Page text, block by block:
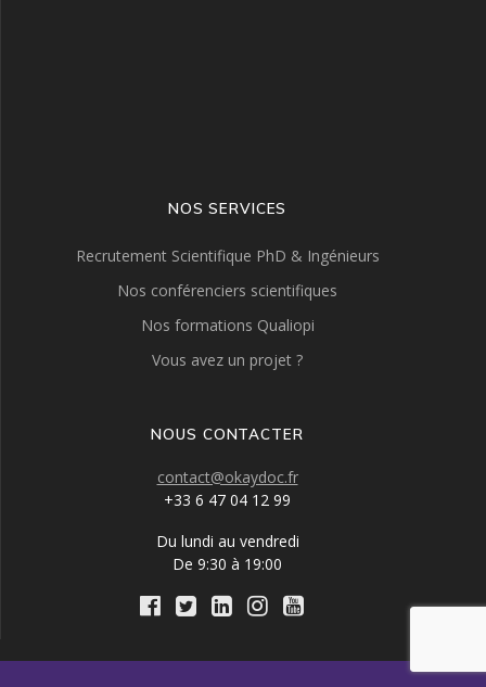
NOS SERVICES
Recrutement Scientifique PhD & Ingénieurs
Nos conférenciers scientifiques
Nos formations Qualiopi
Vous avez un projet ?
NOUS CONTACTER
contact@okaydoc.fr
+33 6 47 04 12 99
Du lundi au vendredi
De 9:30 à 19:00